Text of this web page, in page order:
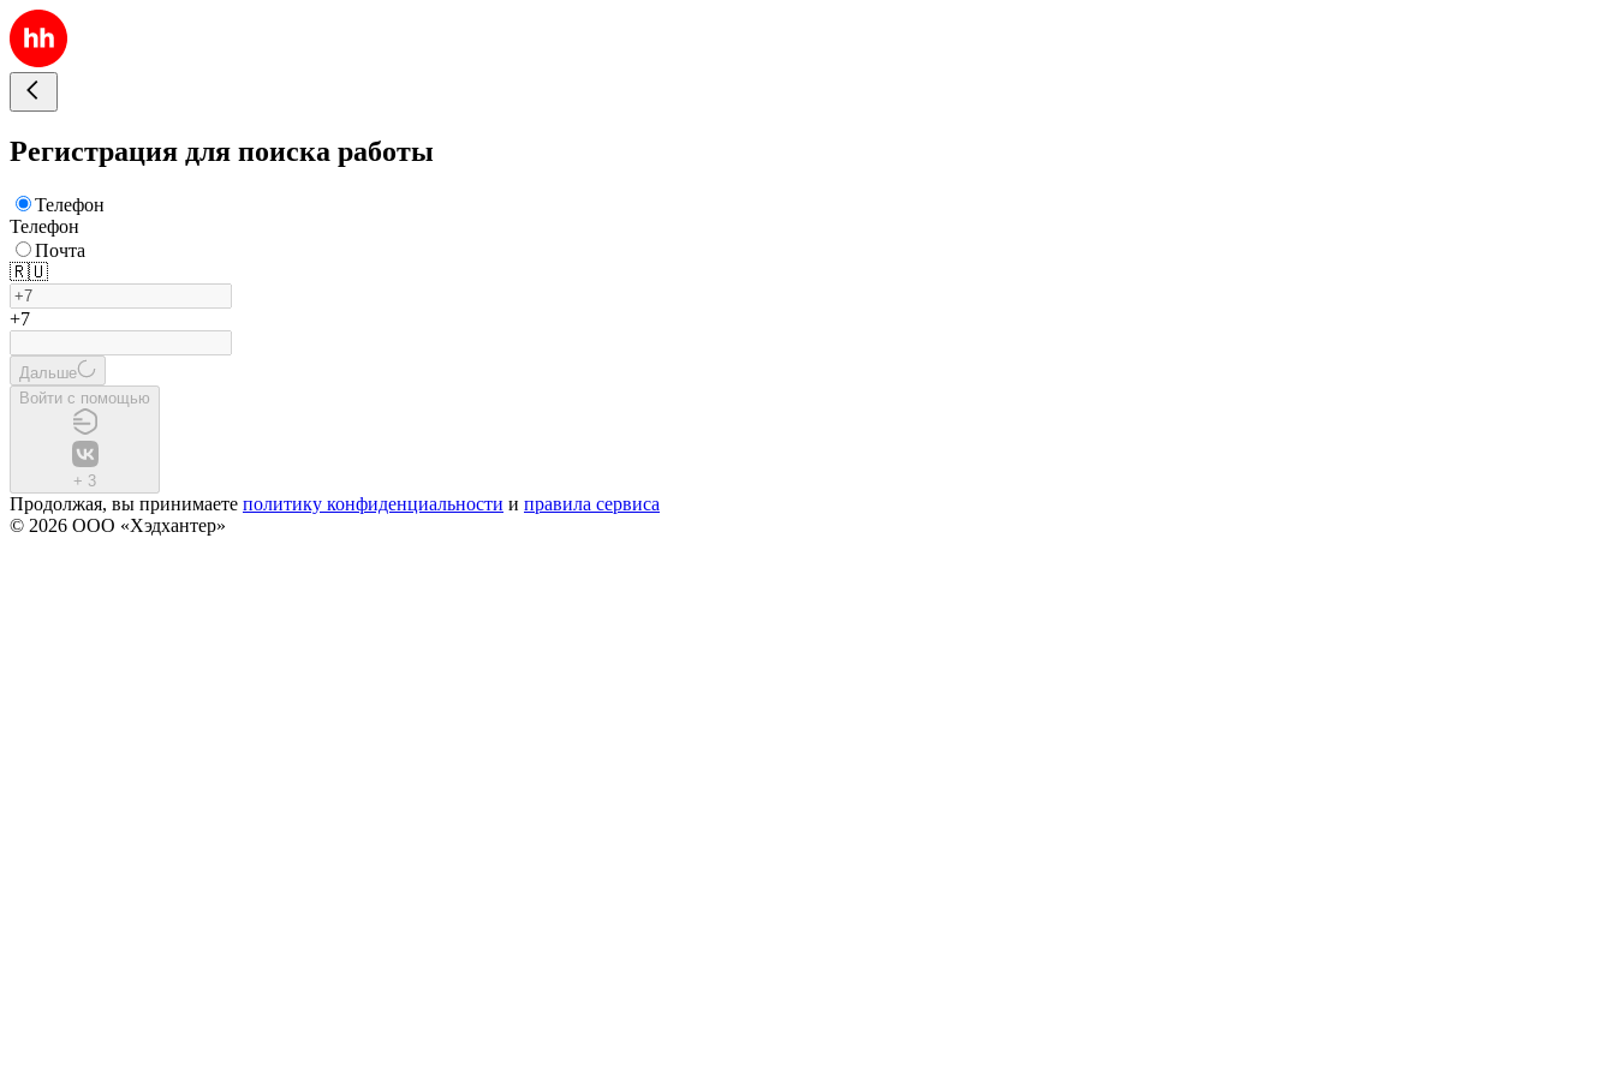
Регистрация для поиска работы
Телефон
Телефон
Почта
🇷🇺
+7
Дальше
Войти с помощью
+ 3
Продолжая, вы принимаете политику конфиденциальности и правила сервиса
© 2026 ООО «Хэдхантер»